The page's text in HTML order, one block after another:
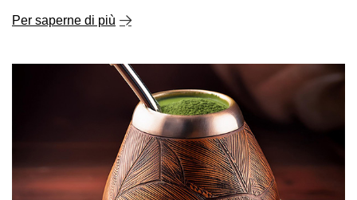
Chimarrão. Il segreto brasiliano della yerba mate
perfetta